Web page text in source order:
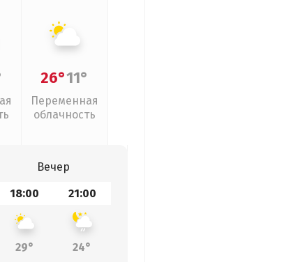
26°11°
Переменная
облачность
Вечер
18:00 21:00
29°
24°